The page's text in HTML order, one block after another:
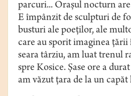
parcuri... Oraşul nocturn
E împânzit de sculpturi de
busturi ale poeţilor, ale
care au sporit imaginea ţării
seara târziu, am luat trenul
spre Kosice. Şase ore a
am văzut ţara de la un capăt